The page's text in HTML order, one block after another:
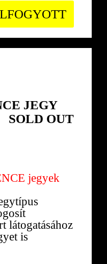
JEGY
SOLD OUT
jegyek
látogatásához
is